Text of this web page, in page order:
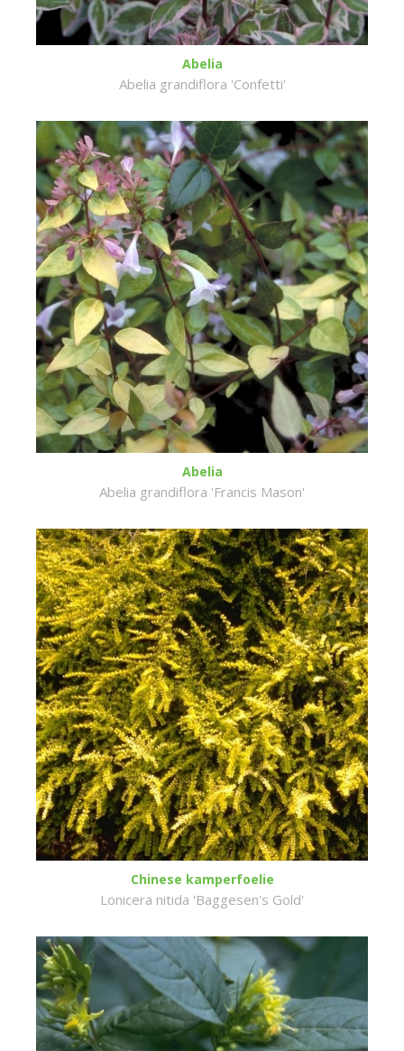
Abelia
Abelia grandiflora 'Confetti'
Abelia
Abelia grandiflora 'Francis Mason'
Chinese kamperfoelie
Lonicera nitida 'Baggesen's Gold'